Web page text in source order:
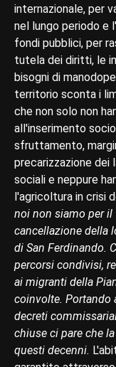
internazionale, per
nel lungo periodo e
fondi pubblici, per
tutela dei diritti, le
bisogni di
territorio sconta i
che non solo non
all'inserimento
sfruttamento,
precarizzazione dei
sociali e neppure
l'agricoltura in crisi
noi non siamo per il
cancellazione della
di San Ferdinando.
percorsi condivisi,
ai migranti della
coinvolte. Portando
decreti
chiuse ci pare che
questi decenni.